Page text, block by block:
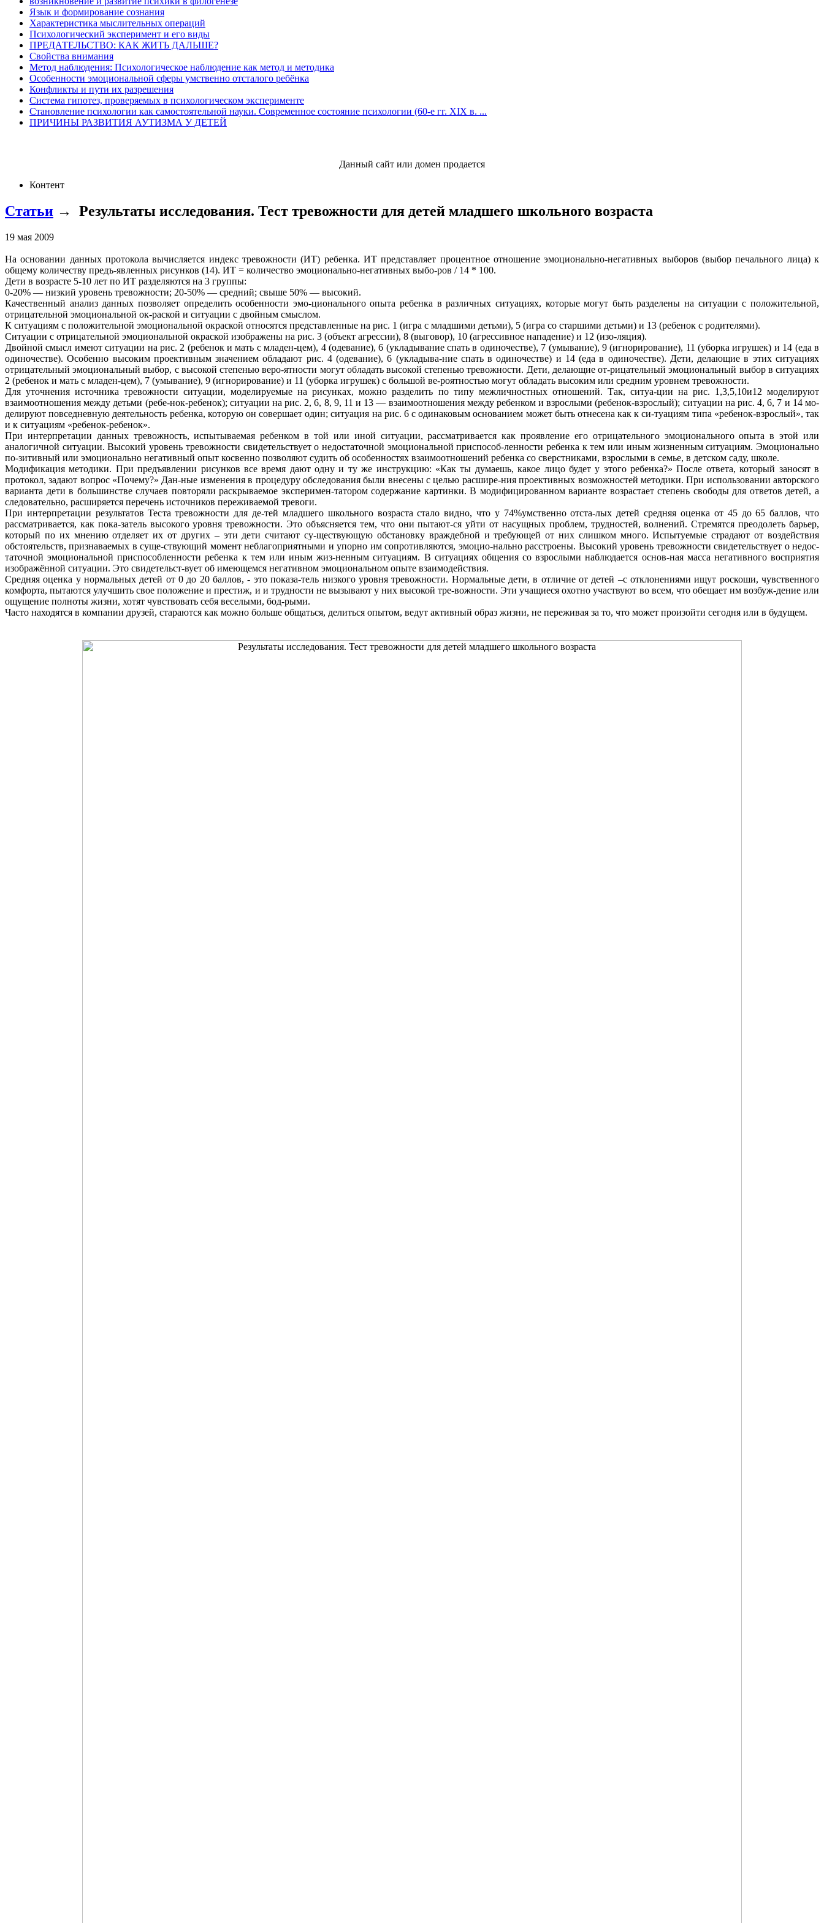
Язык и формирование сознания
Характеристика мыслительных операций
Психологический эксперимент и его виды
ПРЕДАТЕЛЬСТВО: КАК ЖИТЬ ДАЛЬШЕ?
Свойства внимания
Метод наблюдения: Психологическое наблюдение как метод и методика
Особенности эмоциональной сферы умственно отсталого ребёнка
Конфликты и пути их разрешения
Система гипотез, проверяемых в психологическом эксперименте
Становление психологии как самостоятельной науки. Современное состояние психологии (60-е гг. XIX в. ...
ПРИЧИНЫ РАЗВИТИЯ АУТИЗМА У ДЕТЕЙ
Данный сайт или домен продается
Контент
Статьи → Результаты исследования. Тест тревожности для детей младшего школьного возраста
19 мая 2009
На основании данных протокола вычисляется индекс тревожности (ИТ) ребенка. ИТ представляет процентное отношение эмоционально-негативных выборов (выбор печального лица) к
общему количеству предъ-явленных рисунков (14). ИТ = количество эмоционально-негативных выбо-ров / 14 * 100.
Дети в возрасте 5-10 лет по ИТ разделяются на 3 группы:
0-20% — низкий уровень тревожности; 20-50% — средний; свыше 50% — высокий.
Качественный анализ данных позволяет определить особенности эмо-ционального опыта ребенка в различных ситуациях, которые могут быть разделены на ситуации с положительной,
отрицательной эмоциональной ок-раской и ситуации с двойным смыслом.
К ситуациям с положительной эмоциональной окраской относятся представленные на рис. 1 (игра с младшими детьми), 5 (игра со старшими детьми) и 13 (ребенок с родителями).
Ситуации с отрицательной эмоциональной окраской изображены на рис. 3 (объект агрессии), 8 (выговор), 10 (агрессивное нападение) и 12 (изо-ляция).
Двойной смысл имеют ситуации на рис. 2 (ребенок и мать с младен-цем), 4 (одевание), 6 (укладывание спать в одиночестве), 7 (умывание), 9 (игнорирование), 11 (уборка игрушек) и 14 (еда в
одиночестве). Особенно высоким проективным значением обладают рис. 4 (одевание), 6 (укладыва-ние спать в одиночестве) и 14 (еда в одиночестве). Дети, делающие в этих ситуациях
отрицательный эмоциональный выбор, с высокой степенью веро-ятности могут обладать высокой степенью тревожности. Дети, делающие от-рицательный эмоциональный выбор в ситуациях
2 (ребенок и мать с младен-цем), 7 (умывание), 9 (игнорирование) и 11 (уборка игрушек) с большой ве-роятностью могут обладать высоким или средним уровнем тревожности.
Для уточнения источника тревожности ситуации, моделируемые на рисунках, можно разделить по типу межличностных отношений. Так, ситуа-ции на рис. 1,3,5,10и12 моделируют
взаимоотношения между детьми (ребе-нок-ребенок); ситуации на рис. 2, 6, 8, 9, 11 и 13 — взаимоотношения между ребенком и взрослыми (ребенок-взрослый); ситуации на рис. 4, 6, 7 и 14 мо-
делируют повседневную деятельность ребенка, которую он совершает один; ситуация на рис. 6 с одинаковым основанием может быть отнесена как к си-туациям типа «ребенок-взрослый», так
и к ситуациям «ребенок-ребенок».
При интерпретации данных тревожность, испытываемая ребенком в той или иной ситуации, рассматривается как проявление его отрицательного эмоционального опыта в этой или
аналогичной ситуации. Высокий уровень тревожности свидетельствует о недостаточной эмоциональной приспособ-ленности ребенка к тем или иным жизненным ситуациям. Эмоционально
по-зитивный или эмоционально негативный опыт косвенно позволяют судить об особенностях взаимоотношений ребенка со сверстниками, взрослыми в семье, в детском саду, школе.
Модификация методики. При предъявлении рисунков все время дают одну и ту же инструкцию: «Как ты думаешь, какое лицо будет у этого ребенка?» После ответа, который заносят в
протокол, задают вопрос «Почему?» Дан-ные изменения в процедуру обследования были внесены с целью расшире-ния проективных возможностей методики. При использовании авторского
варианта дети в большинстве случаев повторяли раскрываемое эксперимен-татором содержание картинки. В модифицированном варианте возрастает степень свободы для ответов детей, а
следовательно, расширяется перечень источников переживаемой тревоги.
При интерпретации результатов Теста тревожности для де-тей младшего школьного возраста стало видно, что у 74%умственно отста-лых детей средняя оценка от 45 до 65 баллов, что
рассматривается, как пока-затель высокого уровня тревожности. Это объясняется тем, что они пытают-ся уйти от насущных проблем, трудностей, волнений. Стремятся преодолеть барьер,
который по их мнению отделяет их от других – эти дети считают су-ществующую обстановку враждебной и требующей от них слишком много. Испытуемые страдают от воздействия
обстоятельств, признаваемых в суще-ствующий момент неблагоприятными и упорно им сопротивляются, эмоцио-нально расстроены. Высокий уровень тревожности свидетельствует о недос-
таточной эмоциональной приспособленности ребенка к тем или иным жиз-ненным ситуациям. В ситуациях общения со взрослыми наблюдается основ-ная масса негативного восприятия
изображённой ситуации. Это свидетельст-вует об имеющемся негативном эмоциональном опыте взаимодействия.
Средняя оценка у нормальных детей от 0 до 20 баллов, - это показа-тель низкого уровня тревожности. Нормальные дети, в отличие от детей –с отклонениями ищут роскоши, чувственного
комфорта, пытаются улучшить свое положение и престиж, и и трудности не вызывают у них высокой тре-вожности. Эти учащиеся охотно участвуют во всем, что обещает им возбуж-дение или
ощущение полноты жизни, хотят чувствовать себя веселыми, бод-рыми.
Часто находятся в компании друзей, стараются как можно больше общаться, делиться опытом, ведут активный образ жизни, не переживая за то, что может произойти сегодня или в будущем.